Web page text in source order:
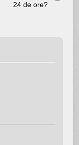
24 de ore?